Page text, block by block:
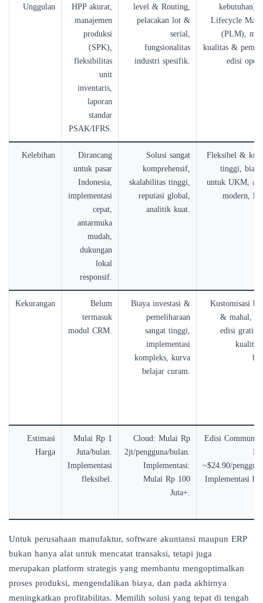
Unggulan
HPP akurat,
manajemen
produksi
(SPK),
fleksibilitas
unit
inventaris,
laporan
standar
PSAK/IFRS.
level & Routing,
pelacakan lot &
serial,
fungsionalitas
industri spesifik.
kebutuhan),
Lifecycle
(PLM),
kualitas &
edisi
Kelebihan
Dirancang
untuk pasar
Indonesia,
implementasi
cepat,
antarmuka
mudah,
dukungan
lokal
responsif.
Solusi sangat
komprehensif,
skalabilitas tinggi,
reputasi global,
analitik kuat.
Fleksibel &
tinggi,
untuk UKM,
modern,
Kekurangan
Belum
termasuk
modul CRM.
Biaya investasi &
pemeliharaan
sangat tinggi,
implementasi
kompleks, kurva
belajar curam.
Kustomisasi
& mahal,
edisi gratis
kualitas
Estimasi
Harga
Mulai Rp 1
Juta/bulan.
Implementasi
fleksibel.
Cloud: Mulai Rp
2jt/pengguna/bulan.
Implementasi:
Mulai Rp 100
Juta+.
Edisi
~$24.90/
Implementasi
Untuk perusahaan manufaktur, software akuntansi maupun ERP
bukan hanya alat untuk mencatat transaksi, tetapi juga
merupakan platform strategis yang membantu mengoptimalkan
proses produksi, mengendalikan biaya, dan pada akhirnya
meningkatkan profitabilitas. Memilih solusi yang tepat di tengah